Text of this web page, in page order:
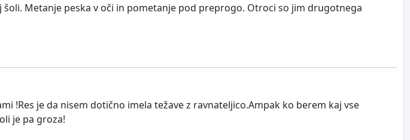
šoli. Metanje peska v oči in pometanje pod preprogo. Otroci so jim drugotnega
!Res je da nisem dotično imela težave z ravnateljico.Ampak ko berem kaj vse
je pa groza!